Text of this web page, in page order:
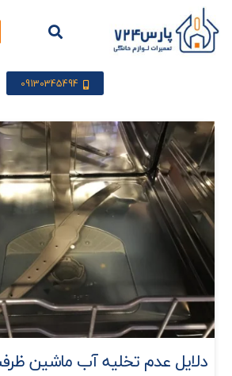
09130345494
دلایل عدم تخلیه آب ماشین